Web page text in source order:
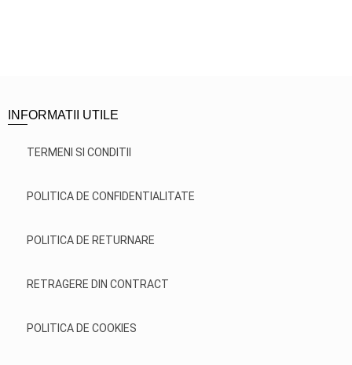
INFORMATII UTILE
TERMENI SI CONDITII
POLITICA DE CONFIDENTIALITATE
POLITICA DE RETURNARE
RETRAGERE DIN CONTRACT
POLITICA DE COOKIES